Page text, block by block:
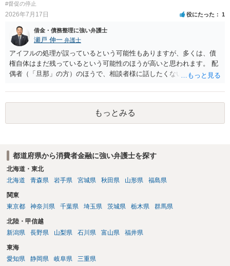
#督促の停止
2026年7月17日 役にたった 1
借金・債務整理に強い弁護士
瀬戸 伸一 弁護士
アイフルの処理が誤っているという可能性もありますが、多くは、債
権自体はまだ残っているという可能性のほうが高いと思われます。 配
偶者（「旦那」の方）のほうで、相談者様に話したくない事情等もあ
援用という方法も取れる可能性があるため、御主人に法律事務所に相
談にいくように説得されてはどうでしょうか。相談者様が一緒だと話
せない事情もあるかもしれないのでおひとりで行ってもらうほうがい
いかもしれません。 配偶者の債務がある状態で配偶者が亡くなると債
て相談にいくようにお話してみてはどうでしょうか。
もっとみる
都道府県から消費者金融に強い弁護士を探す
北海道・東北
北海道
青森県 岩手県 宮城県 秋田県 山形県 福島県
関東
東京都
神奈川県 千葉県 埼玉県 茨城県 栃木県 群馬県
北陸・甲信越
新潟県
長野県 山梨県 石川県 富山県 福井県
東海
愛知県
静岡県 岐阜県 三重県